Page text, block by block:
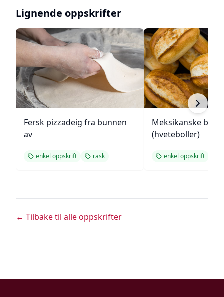
Lignende oppskrifter
Fersk pizzadeig fra bunnen
av
enkel oppskrift rask
Meksikanske
(hveteboller)
enkel oppskrift
← Tilbake til alle oppskrifter